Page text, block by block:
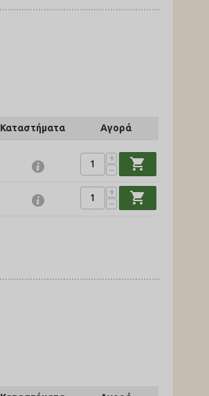
Καταστήματα Αγορά
+
−
shopping_cart
+
−
shopping_cart